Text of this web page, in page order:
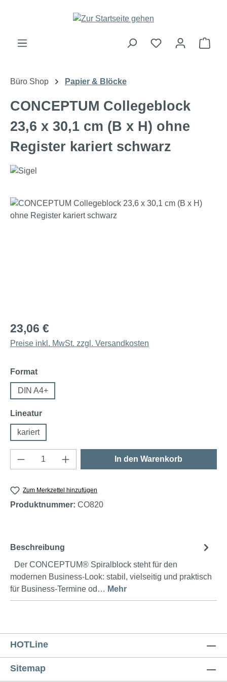
Zum Hauptinhalt springen
Büro Shop Papier & Blöcke
CONCEPTUM Collegeblock
23,6 x 30,1 cm (B x H) ohne
Register kariert schwarz
Bildergalerie überspringen
23,06 €
Preise inkl. MwSt. zzgl. Versandkosten
Formatauswählen
DIN A4+
Lineaturauswählen
kariert
Produkt Anzahl: Gib den gewünschten
In den Warenkorb
Zum Merkzettel hinzufügen
Produktnummer: CO820
Beschreibung
Der CONCEPTUM® Spiralblock steht für den
modernen Business-Look: stabil, vielseitig und praktisch
für Business-Termine od… Mehr
HOTLine
Sitemap